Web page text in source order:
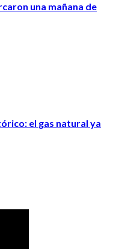
una mañana de
el gas natural ya